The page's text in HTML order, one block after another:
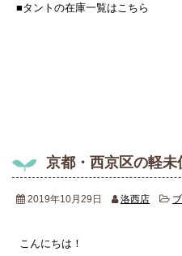
■タントの在庫一覧はこちら
京都・西京区の軽
2019年10月29日 洛西店
こんにちは！